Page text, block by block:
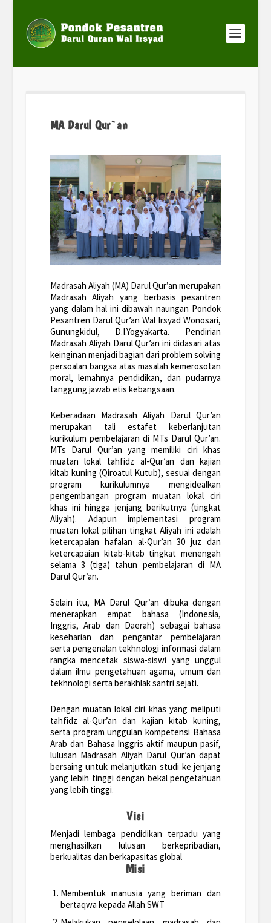
MA Darul Qur`an
Madrasah Aliyah (MA) Darul Qur’an merupakan
Madrasah Aliyah yang berbasis pesantren
yang dalam hal ini dibawah naungan Pondok
Pesantren Darul Qur’an Wal Irsyad Wonosari,
Gunungkidul, D.I.Yogyakarta. Pendirian
Madrasah Aliyah Darul Qur’an ini didasari atas
keinginan menjadi bagian dari problem solving
persoalan bangsa atas masalah kemerosotan
moral, lemahnya pendidikan, dan pudarnya
tanggung jawab etis kebangsaan.
Keberadaan Madrasah Aliyah Darul Qur’an
merupakan tali estafet keberlanjutan
kurikulum pembelajaran di MTs Darul Qur’an.
MTs Darul Qur’an yang memiliki ciri khas
muatan lokal tahfidz al-Qur’an dan kajian
kitab kuning (Qiroatul Kutub), sesuai dengan
program kurikulumnya mengidealkan
pengembangan program muatan lokal ciri
khas ini hingga jenjang berikutnya (tingkat
Aliyah). Adapun implementasi program
muatan lokal pilihan tingkat Aliyah ini adalah
ketercapaian hafalan al-Qur’an 30 juz dan
ketercapaian kitab-kitab tingkat menengah
selama 3 (tiga) tahun pembelajaran di MA
Darul Qur’an.
Selain itu, MA Darul Qur’an dibuka dengan
menerapkan empat bahasa (Indonesia,
Inggris, Arab dan Daerah) sebagai bahasa
keseharian dan pengantar pembelajaran
serta pengenalan tekhnologi informasi dalam
rangka mencetak siswa-siswi yang unggul
dalam ilmu pengetahuan agama, umum dan
tekhnologi serta berakhlak santri sejati.
Dengan muatan lokal ciri khas yang meliputi
tahfidz al-Qur’an dan kajian kitab kuning,
serta program unggulan kompetensi Bahasa
Arab dan Bahasa Inggris aktif maupun pasif,
lulusan Madrasah Aliyah Darul Qur’an dapat
bersaing untuk melanjutkan studi ke jenjang
yang lebih tinggi dengan bekal pengetahuan
yang lebih tinggi.
Visi
Menjadi lembaga pendidikan terpadu yang
menghasilkan lulusan berkepribadian,
berkualitas dan berkapasitas global
Misi
Membentuk manusia yang beriman dan
bertaqwa kepada Allah SWT